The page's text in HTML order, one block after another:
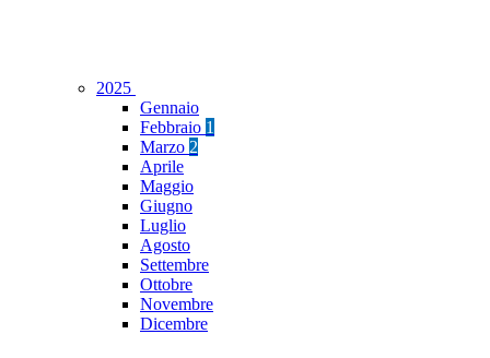
2025
Gennaio
Febbraio 1
Marzo 2
Aprile
Maggio
Giugno
Luglio
Agosto
Settembre
Ottobre
Novembre
Dicembre